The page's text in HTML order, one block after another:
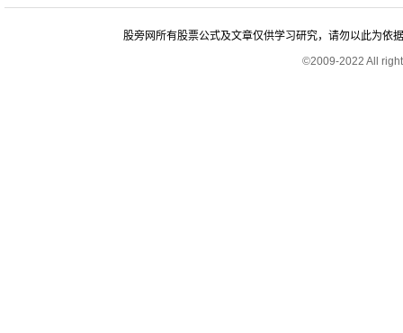
股旁网所有股票公式及文章仅供学习研究，请勿以此为依
©2009-2022 All